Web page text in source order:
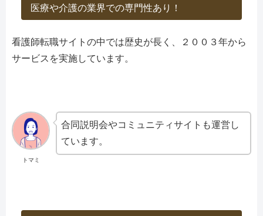
医療や介護の業界での専門性あり！
看護師転職サイトの中では歴史が長く、２００３年から
サービスを実施しています。
トマミ
合同説明会やコミュニティサイトも運営し
ています。